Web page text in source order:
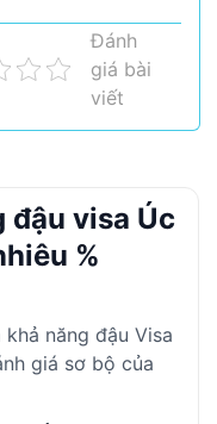
Đánh
giá bài
viết
đậu visa Úc
%
năng đậu Visa
giá sơ bộ của